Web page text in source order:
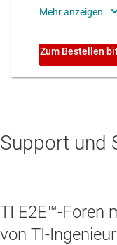
Support und
TI E2E™-Foren
von TI-